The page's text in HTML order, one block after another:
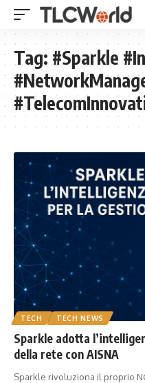
Tag: #Sparkle
TECH TECH NEWS
Sparkle adotta
della rete con AISNA
Sparkle rivoluziona il proprio